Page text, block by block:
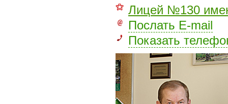
⚝ Лицей №130
Послать E-mail
Показать